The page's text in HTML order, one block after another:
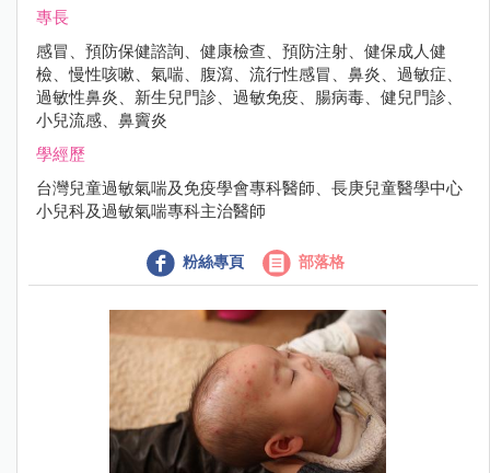
專長
感冒、預防保健諮詢、健康檢查、預防注射、健保成人健
檢、慢性咳嗽、氣喘、腹瀉、流行性感冒、鼻炎、過敏症、
過敏性鼻炎、新生兒門診、過敏免疫、腸病毒、健兒門診、
小兒流感、鼻竇炎
學經歷
台灣兒童過敏氣喘及免疫學會專科醫師、長庚兒童醫學中心
小兒科及過敏氣喘專科主治醫師
粉絲專頁 部落格